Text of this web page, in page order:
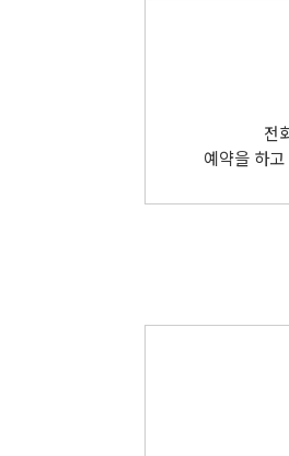
전
예약을 하